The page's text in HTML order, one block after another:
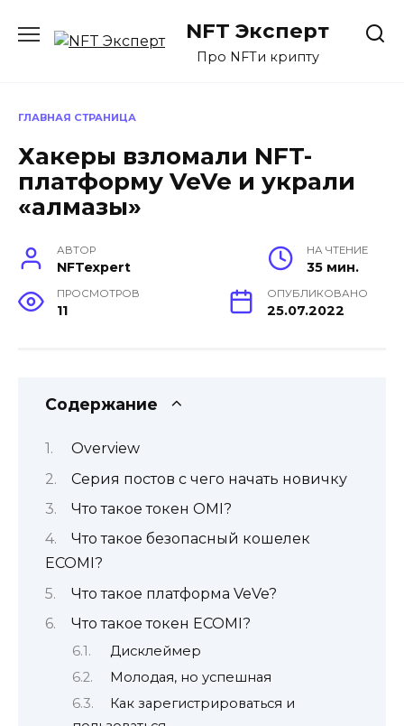
содержанию
NFT Эксперт
Про NFTи крипту
ГЛАВНАЯ СТРАНИЦА
Хакеры взломали NFT-
платформу VeVe и украли
«алмазы»
АВТОР
NFTexpert
НА ЧТЕНИЕ
35 мин.
ПРОСМОТРОВ
11
ОПУБЛИКОВАНО
25.07.2022
Содержание
Overview
Серия постов с чего начать новичку
Что такое токен OMI?
Что такое безопасный кошелек
ECOMI?
Что такое платформа VeVe?
Что такое токен ECOMI?
Дисклеймер
Молодая, но успешная
Как зарегистрироваться и